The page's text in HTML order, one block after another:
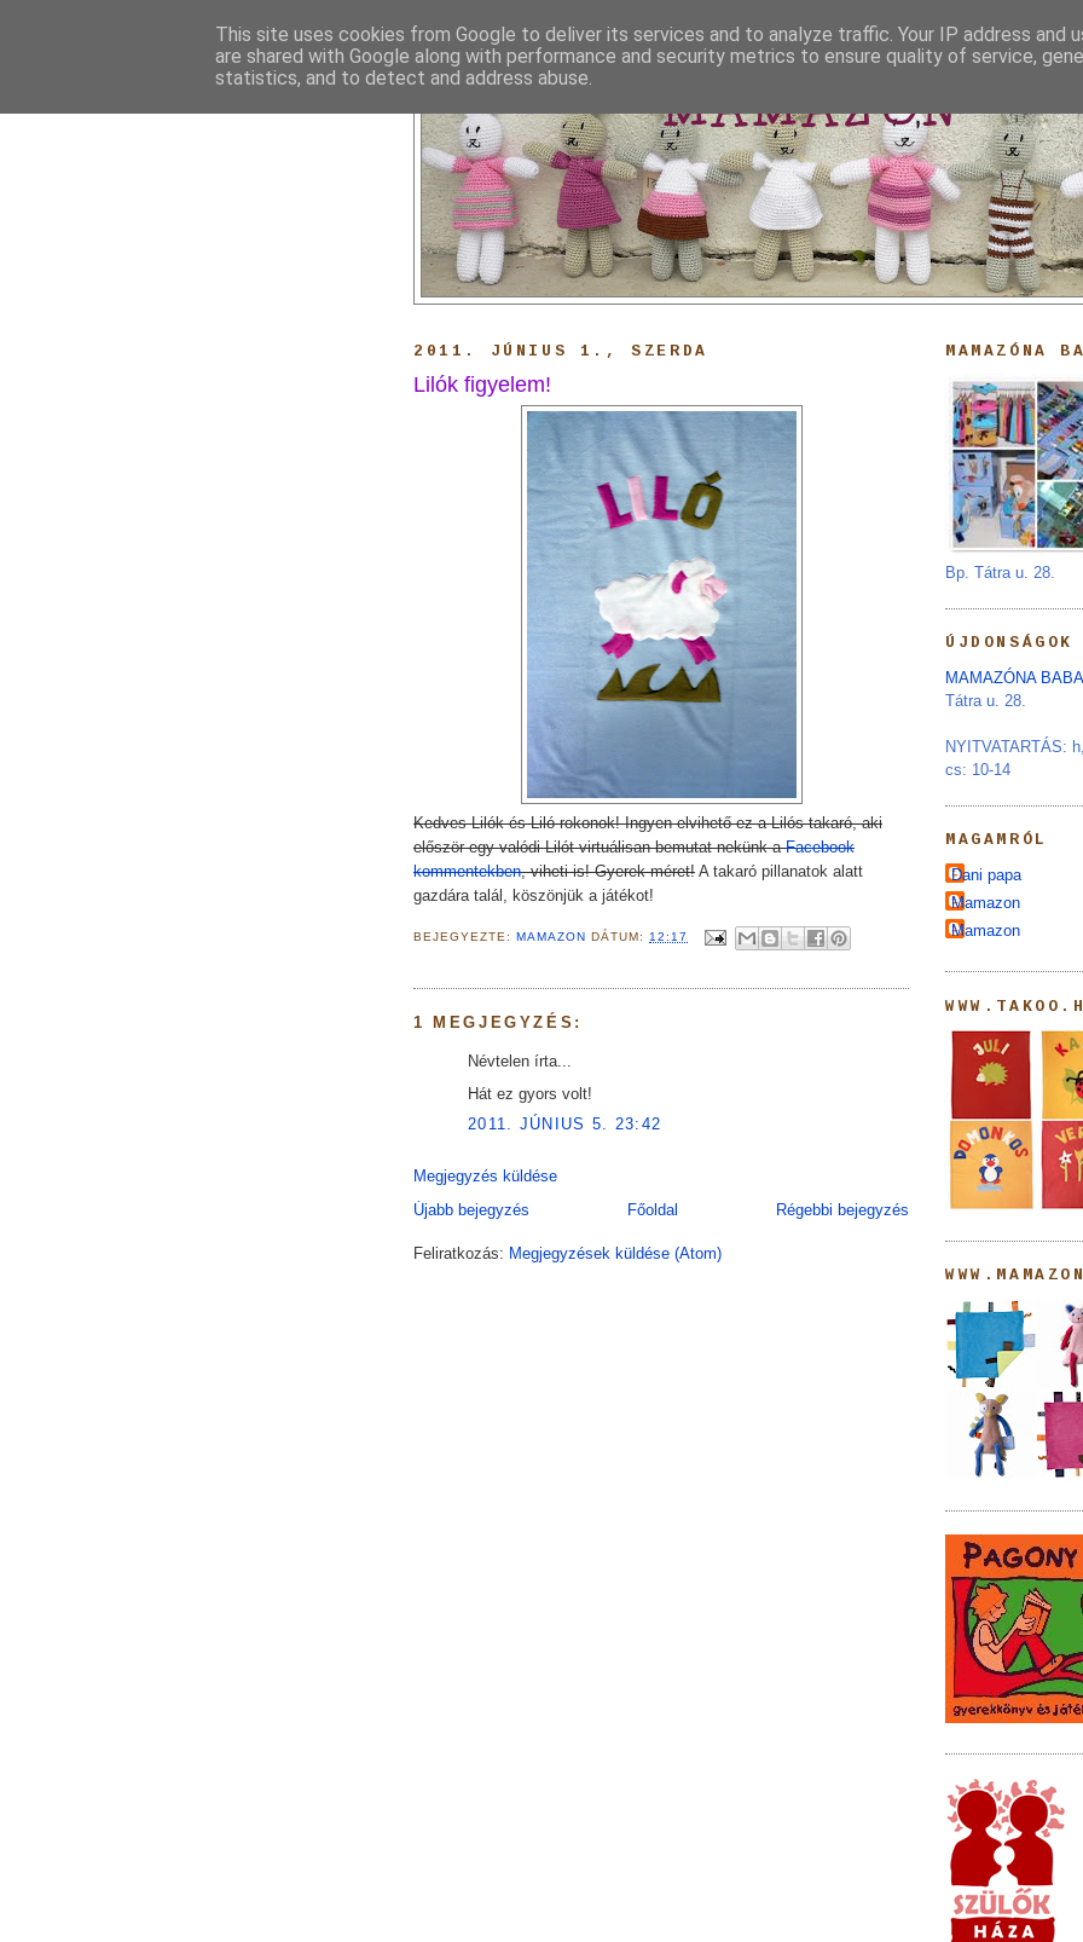
MAMAZON
2011. JÚNIUS 1., SZERDA
Lilók figyelem!
Kedves Lilók és Liló rokonok! Ingyen elvihető ez a Lilós takaró, aki
először egy valódi Lilót virtuálisan bemutat nekünk aFacebook
kommentekben, viheti is! Gyerek méret! A takaró pillanatok alatt
gazdára talál, köszönjük a játékot!
BEJEGYEZTE:MAMAZON DÁTUM: 12:17
1 MEGJEGYZÉS:
Névtelen írta...
Hát ez gyors volt!
2011. JÚNIUS 5. 23:42
Megjegyzés küldése
Újabb bejegyzés
Régebbi bejegyzés
Főoldal
Feliratkozás: Megjegyzések küldése (Atom)
MAMAZÓNA
Bp. Tátra u. 28.
ÚJDONSÁGOK
MAMAZÓNA
Tátra u. 28.
NYITVATARTÁS:
cs: 10-14
MAGAMRÓL
Dani papa
Mamazon
Mamazon
This site uses cookies from Google to deliver its services and to analyze traffic. Your IP address and
are shared with Google along with performance and security metrics to ensure quality of service,
statistics, and to detect and address abuse.